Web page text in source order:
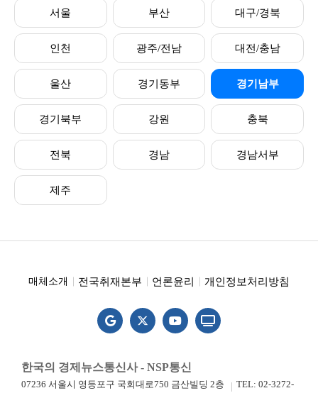
서울 부산 대구/경북
인천 광주/전남 대전/충남
울산 경기동부 경기남부
경기북부 강원 충북
전북 경남 경남서부
제주
매체소개 전국취재본부 언론윤리 개인정보처리방침
한국의 경제뉴스통신사 - NSP통신
07236 서울시 영등포구 국회대로750 금산빌딩 2층 TEL: 02-3272-